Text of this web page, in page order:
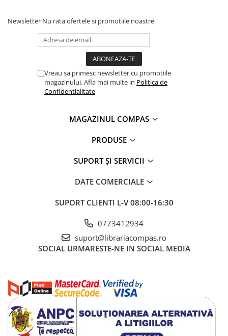
Newsletter Nu rata ofertele si promotiile noastre
Vreau sa primesc newsletter cu promotiile
magazinului. Afla mai multe in Politica de
Confidentialitate
MAGAZINUL COMPAS
PRODUSE
SUPORT ȘI SERVICII
DATE COMERCIALE
SUPORT CLIENTI L-V 08:00-16:30
0773412934
suport@librariacompas.ro
SOCIAL URMARESTE-NE IN SOCIAL MEDIA